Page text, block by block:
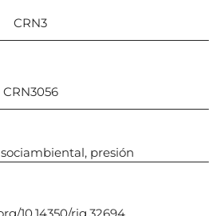
CRN3
CRN3056
presión